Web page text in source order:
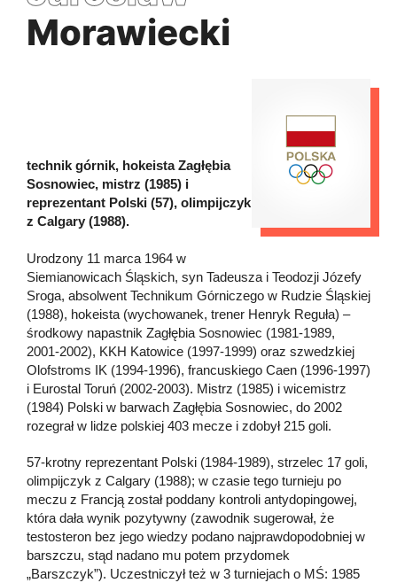
Morawiecki
technik górnik, hokeista Zagłębia
Sosnowiec, mistrz (1985) i
reprezentant Polski (57), olimpijczyk
z Calgary (1988).
Urodzony 11 marca 1964 w
Siemianowicach Śląskich, syn Tadeusza i Teodozji Józefy
Sroga, absolwent Technikum Górniczego w Rudzie Śląskiej
(1988), hokeista (wychowanek, trener Henryk Reguła) –
środkowy napastnik Zagłębia Sosnowiec (1981-1989,
2001-2002), KKH Katowice (1997-1999) oraz szwedzkiej
Olofstroms IK (1994-1996), francuskiego Caen (1996-1997)
i Eurostal Toruń (2002-2003). Mistrz (1985) i wicemistrz
(1984) Polski w barwach Zagłębia Sosnowiec, do 2002
rozegrał w lidze polskiej 403 mecze i zdobył 215 goli.
57-krotny reprezentant Polski (1984-1989), strzelec 17 goli,
olimpijczyk z Calgary (1988); w czasie tego turnieju po
meczu z Francją został poddany kontroli antydopingowej,
która dała wynik pozytywny (zawodnik sugerował, że
testosteron bez jego wiedzy podano najprawdopodobniej w
barszczu, stąd nadano mu potem przydomek
„Barszczyk”). Uczestniczył też w 3 turniejach o MŚ: 1985